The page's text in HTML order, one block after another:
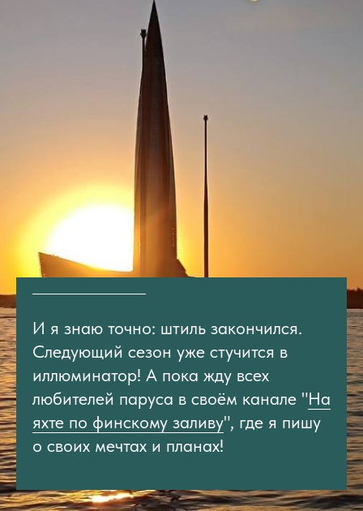
И я знаю точно: штиль закончился.
Следующий сезон уже стучится в
иллюминатор! А пока жду всех
любителей паруса в своём канале "На
яхте по финскому заливу", где я пишу
о своих мечтах и планах!